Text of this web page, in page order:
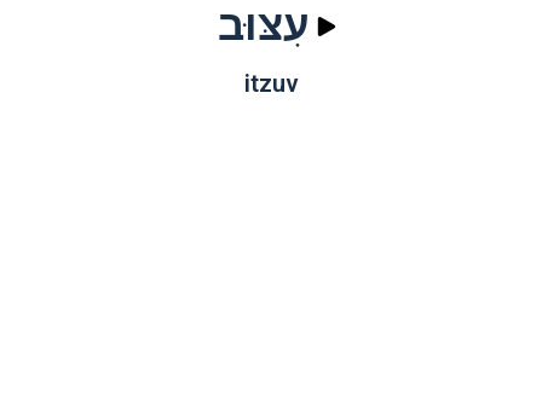
עִצּוּב
itzuv